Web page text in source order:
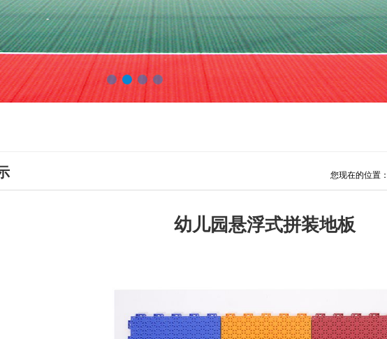
您现在的位置：
幼儿园悬浮式拼装地板